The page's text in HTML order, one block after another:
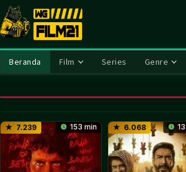
Beranda Film Series Genre
7.239 153 min 6.068